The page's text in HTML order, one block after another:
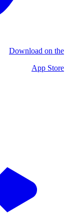
Download on the
App Store